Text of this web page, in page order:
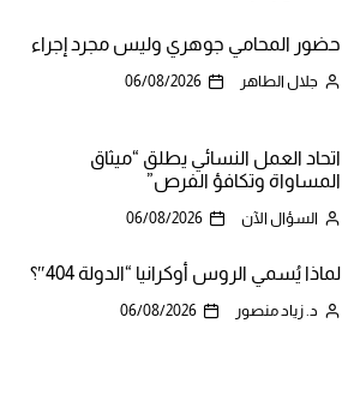
حضور المحامي جوهري وليس مجرد إجراء
جلال الطاهر 06/08/2026
اتحاد العمل النسائي يطلق “ميثاق
المساواة وتكافؤ الفرص”
السؤال الآن 06/08/2026
لماذا يُسمي الروس أوكرانيا “الدولة 404″؟
د. زياد منصور 06/08/2026